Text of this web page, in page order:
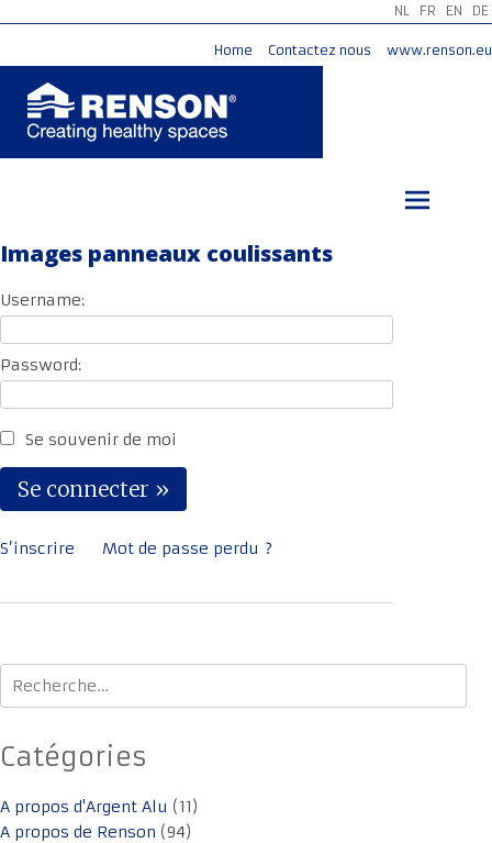
NL FR EN DE
Home Contactez nous www.renson.eu
Images panneaux coulissants
Username:
Password:
Se souvenir de moi
S’inscrire Mot de passe perdu ?
Rechercher :
Catégories
A propos d'Argent Alu (11)
A propos de Renson (94)